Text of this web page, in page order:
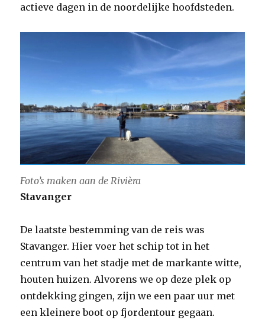
actieve dagen in de noordelijke hoofdsteden.
Foto’s maken aan de Rivièra
Stavanger
De laatste bestemming van de reis was
Stavanger. Hier voer het schip tot in het
centrum van het stadje met de markante witte,
houten huizen. Alvorens we op deze plek op
ontdekking gingen, zijn we een paar uur met
een kleinere boot op fjordentour gegaan.